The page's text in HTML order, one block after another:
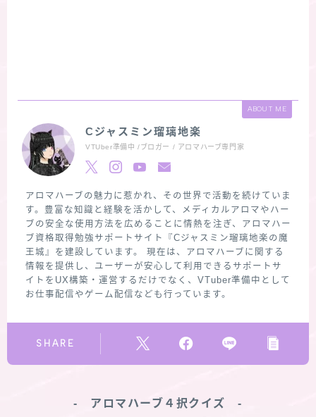
ABOUT ME
Cジャスミン瑠璃地楽
VTUber準備中 /ブロガー / アロマハーブ専門家
アロマハーブの魅力に惹かれ、その世界で活動を続けていま
す。豊富な知識と経験を活かして、メディカルアロマやハー
ブの安全な使用方法を広めることに情熱を注ぎ、アロマハー
ブ資格取得勉強サポートサイト『Cジャスミン瑠璃地楽の魔
王城』を建設しています。 現在は、アロマハーブに関する
情報を提供し、ユーザーが安心して利用できるサポートサ
イトをUX構築・運営するだけでなく、VTuber準備中として
お仕事配信やゲーム配信なども行っています。
SHARE
‐ アロマハーブ４択クイズ ‐